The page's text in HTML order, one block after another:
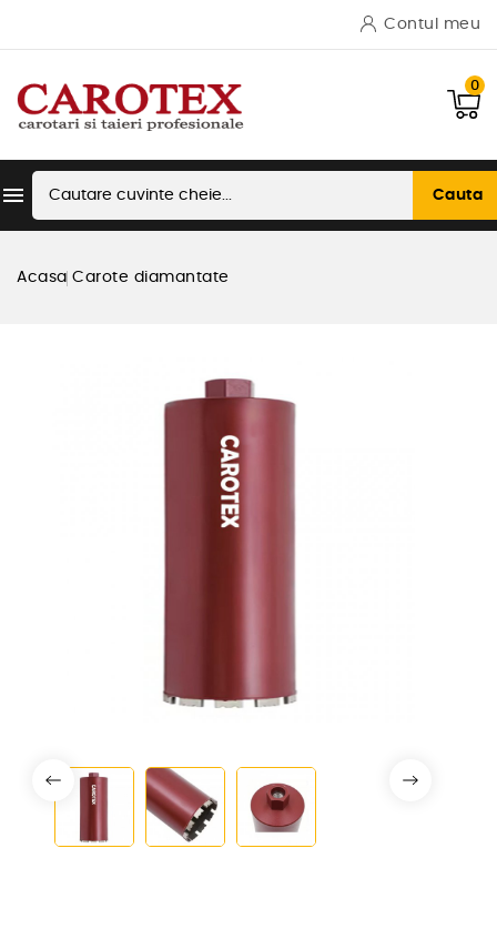
Contul meu
0
 Cauta
Acasa Carote diamantate